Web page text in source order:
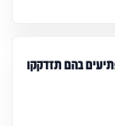
בהם תזדקקו